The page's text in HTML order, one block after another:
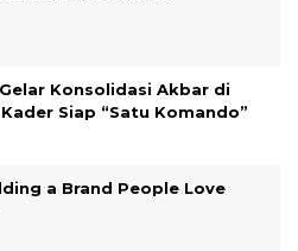
Konsolidasi Akbar di
Siap “Satu Komando”
a Brand People Love